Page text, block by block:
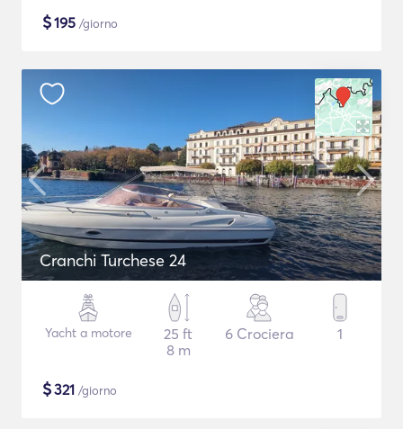
$195 /giorno
Cranchi Turchese 24
Yacht a motore
25 ft
8 m
6 Crociera 1
$321 /giorno